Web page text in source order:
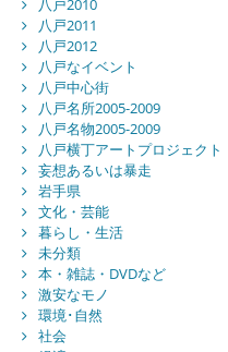
八戸2010
八戸2011
八戸2012
八戸なイベント
八戸中心街
八戸名所2005-2009
八戸名物2005-2009
八戸横丁アートプロジェクト
妄想あるいは暴走
岩手県
文化・芸能
暮らし・生活
未分類
本・雑誌・DVDなど
激安なモノ
環境･自然
社会